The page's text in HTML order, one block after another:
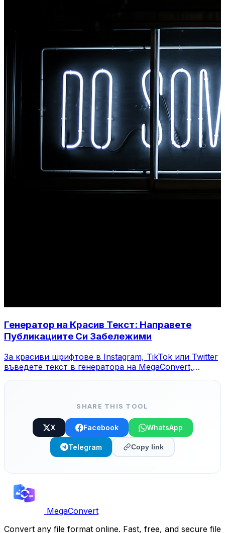
Генератор на Красив Текст: Направете
Публикациите Си Забележими
За красиви шрифтове в Instagram, TikTok или Twitter
въведете текст в генератора на MegaConvert,
SHARE THIS TOOL
X Facebook WhatsApp
Telegram Copy link
MegaConvert
Convert any file format online. Fast, free, and secure file